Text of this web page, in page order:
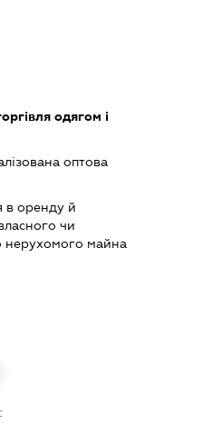
одягом і
оптова
в оренду й
чи
нерухомого майна